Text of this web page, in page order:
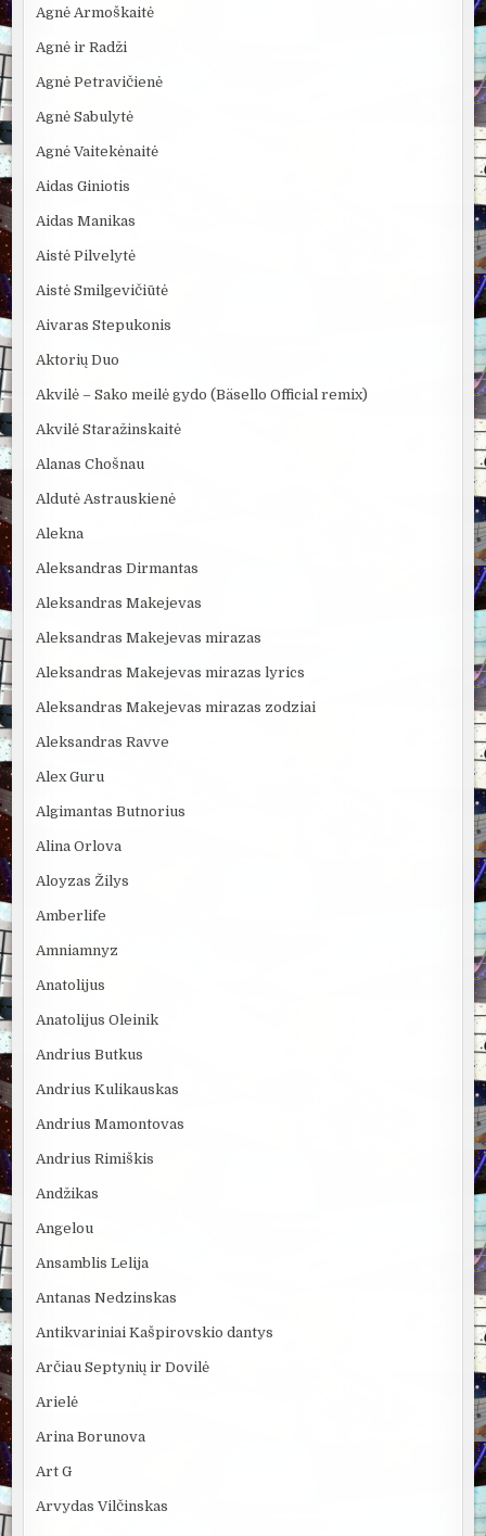
Agnė Armoškaitė
Agnė ir Radži
Agnė Petravičienė
Agnė Sabulytė
Agnė Vaitekėnaitė
Aidas Giniotis
Aidas Manikas
Aistė Pilvelytė
Aistė Smilgevičiūtė
Aivaras Stepukonis
Aktorių Duo
Akvilė – Sako meilė gydo (Bäsello Official remix)
Akvilė Staražinskaitė
Alanas Chošnau
Aldutė Astrauskienė
Alekna
Aleksandras Dirmantas
Aleksandras Makejevas
Aleksandras Makejevas mirazas
Aleksandras Makejevas mirazas lyrics
Aleksandras Makejevas mirazas zodziai
Aleksandras Ravve
Alex Guru
Algimantas Butnorius
Alina Orlova
Aloyzas Žilys
Amberlife
Amniamnyz
Anatolijus
Anatolijus Oleinik
Andrius Butkus
Andrius Kulikauskas
Andrius Mamontovas
Andrius Rimiškis
Andžikas
Angelou
Ansamblis Lelija
Antanas Nedzinskas
Antikvariniai Kašpirovskio dantys
Arčiau Septynių ir Dovilė
Arielė
Arina Borunova
Art G
Arvydas Vilčinskas